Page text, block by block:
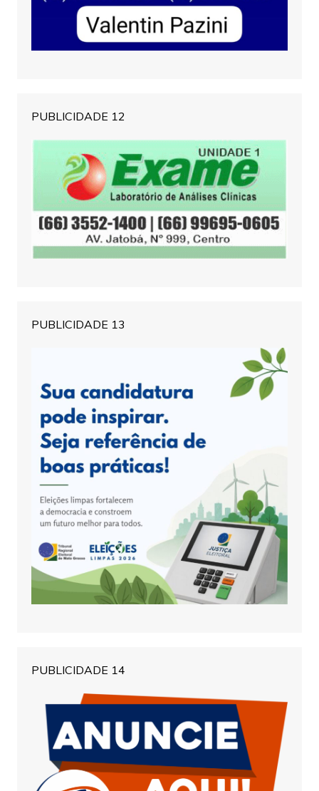
PUBLICIDADE 12
PUBLICIDADE 13
PUBLICIDADE 14